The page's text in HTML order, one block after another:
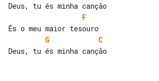
F
G
C